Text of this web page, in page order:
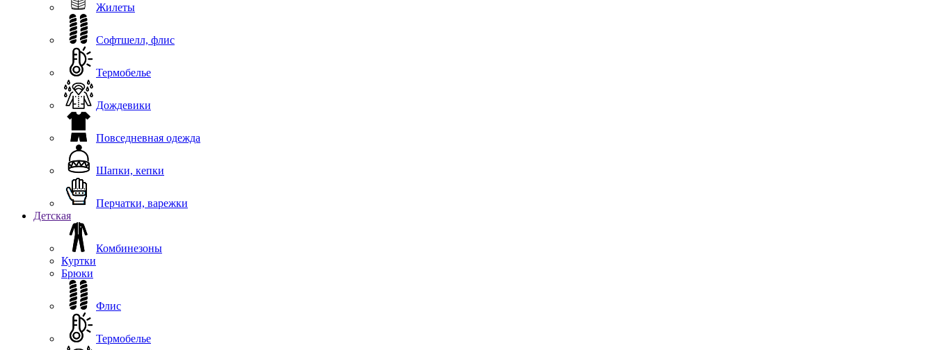
Жилеты
Софтшелл, флис
Термобелье
Дождевики
Повседневная одежда
Шапки, кепки
Перчатки, варежки
Детская
Комбинезоны
Куртки
Брюки
Флис
Термобелье